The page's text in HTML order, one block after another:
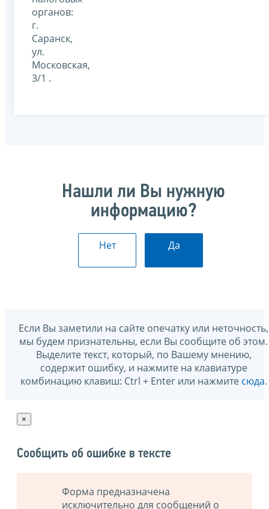
органов:
г.
Саранск,
ул.
Московская,
3/1 .
Нашли ли Вы нужную
информацию?
Нет Да
Если Вы заметили на сайте опечатку или неточность,
мы будем признательны, если Вы сообщите об этом.
Выделите текст, который, по Вашему мнению,
содержит ошибку, и нажмите на клавиатуре
комбинацию клавиш: Ctrl + Enter или нажмите сюда.
×
Сообщить об ошибке в тексте
Форма предназначена
исключительно для сообщений о